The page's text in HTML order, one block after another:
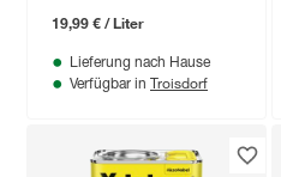
19,99 € / Liter
Lieferung nach Hause
Verfügbar in Troisdorf